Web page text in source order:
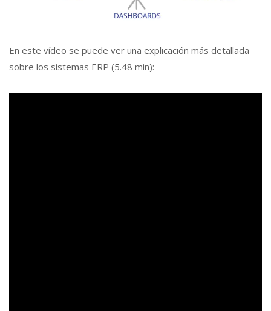
En este vídeo se puede ver una explicación más detallada
sobre los sistemas ERP (5.48 min):